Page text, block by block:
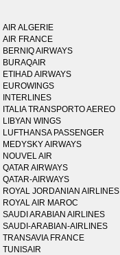
AIR ALGERIE
AIR FRANCE
BERNIQ AIRWAYS
BURAQAIR
ETIHAD AIRWAYS
EUROWINGS
INTERLINES
ITALIA TRANSPORTO AEREO
LIBYAN WINGS
LUFTHANSA PASSENGER
MEDYSKY AIRWAYS
NOUVEL AIR
QATAR AIRWAYS
QATAR-AIRWAYS
ROYAL JORDANIAN AIRLINES
ROYAL AIR MAROC
SAUDI ARABIAN AIRLINES
SAUDI-ARABIAN-AIRLINES
TRANSAVIA FRANCE
TUNISAIR